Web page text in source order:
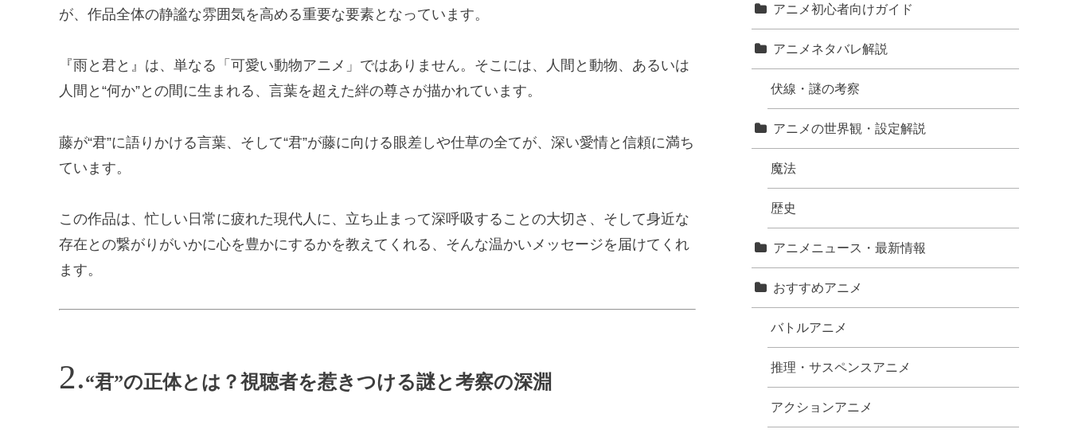
が、作品全体の静謐な雰囲気を高める重要な要素となっています。
『雨と君と』は、単なる「可愛い動物アニメ」ではありません。そこには、人間と動物、あるいは
人間と“何か”との間に生まれる、言葉を超えた絆の尊さが描かれています。
藤が“君”に語りかける言葉、そして“君”が藤に向ける眼差しや仕草の全てが、深い愛情と信頼に満ち
ています。
この作品は、忙しい日常に疲れた現代人に、立ち止まって深呼吸することの大切さ、そして身近な
存在との繋がりがいかに心を豊かにするかを教えてくれる、そんな温かいメッセージを届けてくれ
ます。
“君”の正体とは？視聴者を惹きつける謎と考察の深淵
アニメ初心者向けガイド
アニメネタバレ解説
伏線・謎の考察
アニメの世界観・設定解説
魔法
歴史
アニメニュース・最新情報
おすすめアニメ
バトルアニメ
推理・サスペンスアニメ
アクションアニメ